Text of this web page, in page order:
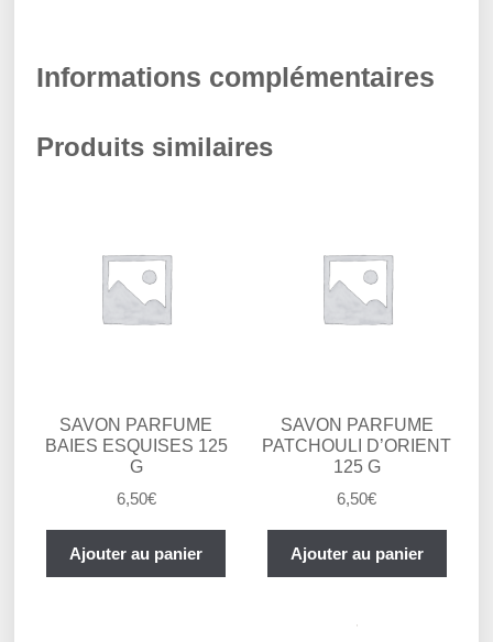
Informations complémentaires
Produits similaires
SAVON PARFUME
BAIES ESQUISES 125
G
6,50€
Ajouter au panier
SAVON PARFUME
PATCHOULI D’ORIENT
125 G
6,50€
Ajouter au panier